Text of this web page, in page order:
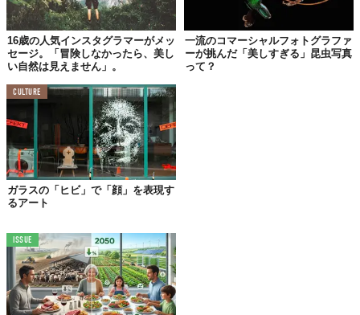
まだ15、16歳くらいだったFabioはある日、“自然の姿”を撮影しに
カメラを持ってスイスの山奥へと出かけました。そこで出会った
のは、自然の中を生きる動物たち、季節によってさまざまな表情
を見せる山々。眺めているうちに、あらためて故郷の美しさに気
づいたのです。
16歳の人気インスタグラマーがメッ
セージ。「冒険しなかったら、美し
い自然は見えません」。
一流のコマーシャルフォトグラファ
ーが挑んだ「美しすぎる」昆虫写真
って？
CULTURE
ガラスの「ヒビ」で「顔」を表現す
るアート
ISSUE